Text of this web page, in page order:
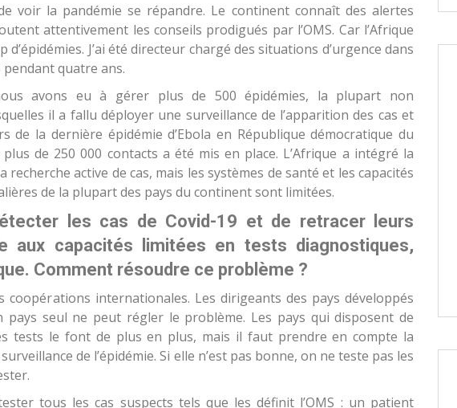
voir la pandémie se répandre. Le continent connaît des alertes
attentivement les conseils prodigués par l’OMS. Car l’Afrique
J’ai été directeur chargé des situations d’urgence dans
pendant quatre ans.
avons eu à gérer plus de 500 épidémies, la plupart non
il a fallu déployer une surveillance de l’apparition des cas et
de la dernière épidémie d’Ebola en République démocratique du
de 250 000 contacts a été mis en place. L’Afrique a intégré la
recherche active de cas, mais les systèmes de santé et les capacités
de la plupart des pays du continent sont limitées.
les cas de Covid-19 et de retracer leurs
aux capacités limitées en tests diagnostiques,
Comment résoudre ce problème ?
coopérations internationales. Les dirigeants des pays développés
pays seul ne peut régler le problème. Les pays qui disposent de
tests le font de plus en plus, mais il faut prendre en compte la
de l’épidémie. Si elle n’est pas bonne, on ne teste pas les
tous les cas suspects tels que les définit l’OMS : un patient